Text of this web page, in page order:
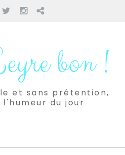
TwitterInstagram
Pinterest
bon !
et sans prétention,
du jour